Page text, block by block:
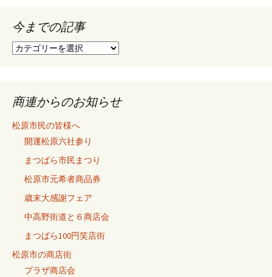
ン
今までの記事
今
記
事
商連からのお知らせ
松原市民の皆様へ
開運松原六社参り
まつばら市民まつり
松原市元希者商品券
歳末大感謝フェア
中高野街道と６商店会
まつばら100円笑店街
松原市の商店街
プラザ商店会